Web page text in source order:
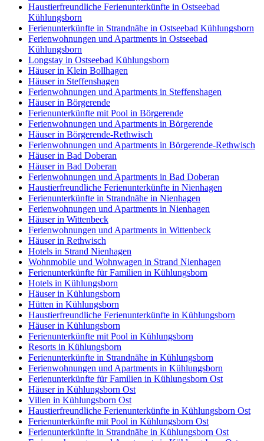
Haustierfreundliche Ferienunterkünfte in Ostseebad
Kühlungsborn
Ferienunterkünfte in Strandnähe in Ostseebad Kühlungsborn
Ferienwohnungen und Apartments in Ostseebad
Kühlungsborn
Longstay in Ostseebad Kühlungsborn
Häuser in Klein Bollhagen
Häuser in Steffenshagen
Ferienwohnungen und Apartments in Steffenshagen
Häuser in Börgerende
Ferienunterkünfte mit Pool in Börgerende
Ferienwohnungen und Apartments in Börgerende
Häuser in Börgerende-Rethwisch
Ferienwohnungen und Apartments in Börgerende-Rethwisch
Häuser in Bad Doberan
Häuser in Bad Doberan
Ferienwohnungen und Apartments in Bad Doberan
Haustierfreundliche Ferienunterkünfte in Nienhagen
Ferienunterkünfte in Strandnähe in Nienhagen
Ferienwohnungen und Apartments in Nienhagen
Häuser in Wittenbeck
Ferienwohnungen und Apartments in Wittenbeck
Häuser in Rethwisch
Hotels in Strand Nienhagen
Wohnmobile und Wohnwagen in Strand Nienhagen
Ferienunterkünfte für Familien in Kühlungsborn
Hotels in Kühlungsborn
Häuser in Kühlungsborn
Hütten in Kühlungsborn
Haustierfreundliche Ferienunterkünfte in Kühlungsborn
Häuser in Kühlungsborn
Ferienunterkünfte mit Pool in Kühlungsborn
Resorts in Kühlungsborn
Ferienunterkünfte in Strandnähe in Kühlungsborn
Ferienwohnungen und Apartments in Kühlungsborn
Ferienunterkünfte für Familien in Kühlungsborn Ost
Häuser in Kühlungsborn Ost
Villen in Kühlungsborn Ost
Haustierfreundliche Ferienunterkünfte in Kühlungsborn Ost
Ferienunterkünfte mit Pool in Kühlungsborn Ost
Ferienunterkünfte in Strandnähe in Kühlungsborn Ost